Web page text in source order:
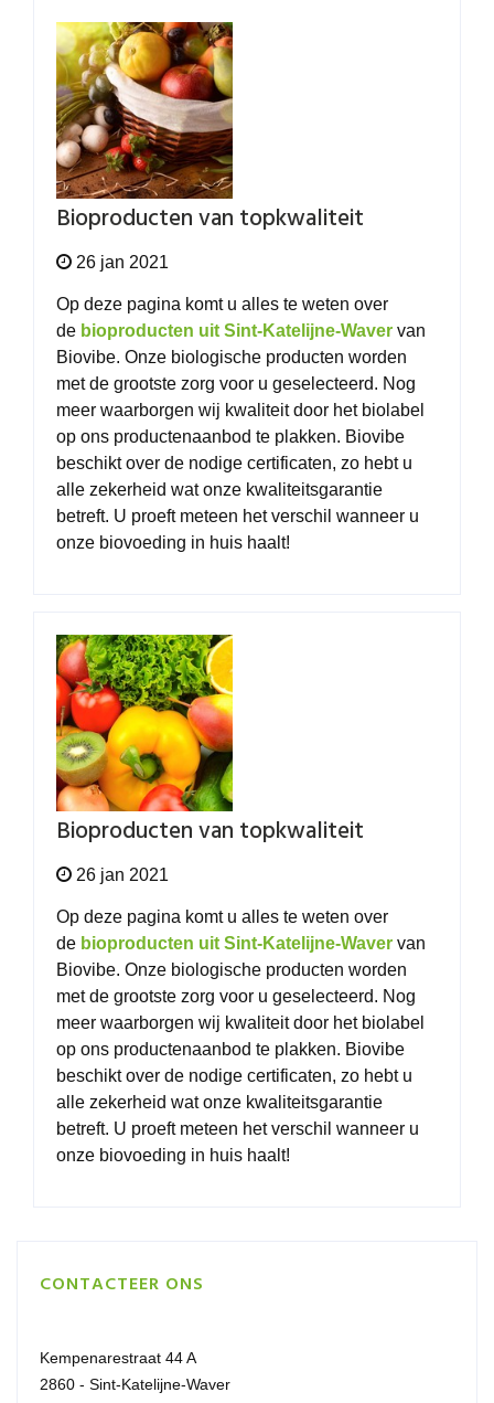
Bioproducten van topkwaliteit
26 jan 2021
Op deze pagina komt u alles te weten over
de bioproducten uit Sint-Katelijne-Waver van
Biovibe. Onze biologische producten worden
met de grootste zorg voor u geselecteerd. Nog
meer waarborgen wij kwaliteit door het biolabel
op ons productenaanbod te plakken. Biovibe
beschikt over de nodige certificaten, zo hebt u
alle zekerheid wat onze kwaliteitsgarantie
betreft. U proeft meteen het verschil wanneer u
onze biovoeding in huis haalt!
Bioproducten van topkwaliteit
26 jan 2021
Op deze pagina komt u alles te weten over
de bioproducten uit Sint-Katelijne-Waver van
Biovibe. Onze biologische producten worden
met de grootste zorg voor u geselecteerd. Nog
meer waarborgen wij kwaliteit door het biolabel
op ons productenaanbod te plakken. Biovibe
beschikt over de nodige certificaten, zo hebt u
alle zekerheid wat onze kwaliteitsgarantie
betreft. U proeft meteen het verschil wanneer u
onze biovoeding in huis haalt!
CONTACTEER ONS
Kempenarestraat 44 A
2860 - Sint-Katelijne-Waver